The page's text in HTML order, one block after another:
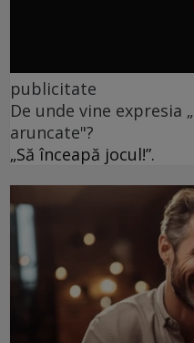
publicitate
De unde vine expresia
aruncate"?
„Să înceapă jocul!”.